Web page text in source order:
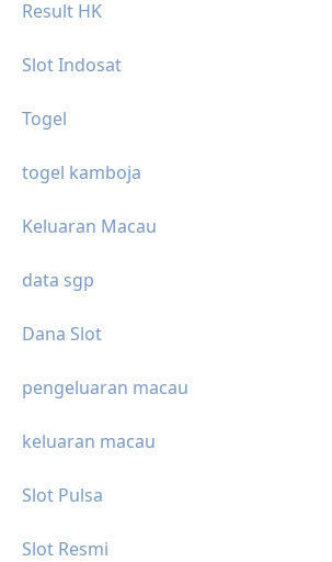
Result HK
Slot Indosat
Togel
togel kamboja
Keluaran Macau
data sgp
Dana Slot
pengeluaran macau
keluaran macau
Slot Pulsa
Slot Resmi